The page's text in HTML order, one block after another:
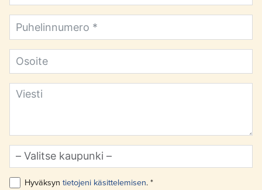
Hyväksyn tietojeni käsittelemisen. *